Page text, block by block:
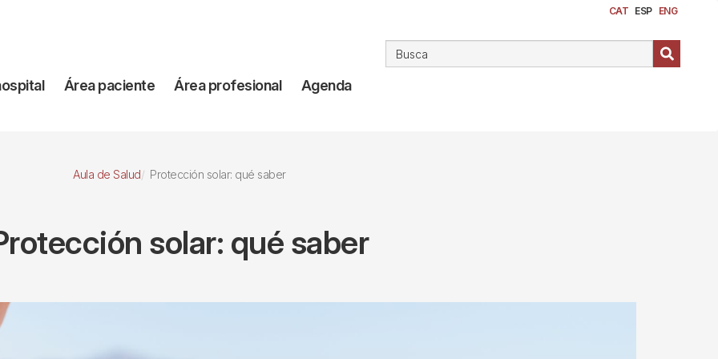
CAT ESP ENG
Área paciente Área profesional Agenda
Aula de Salud Protección solar: qué saber
solar: qué saber